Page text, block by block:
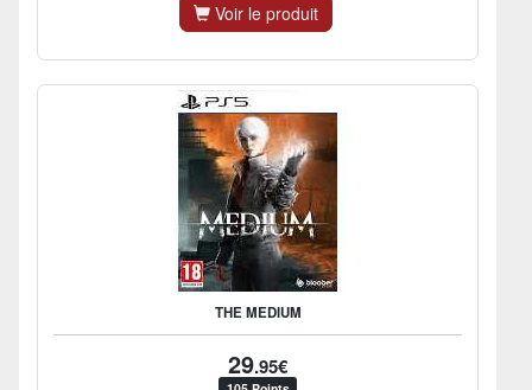
Voir le produit
THE MEDIUM
29.95€